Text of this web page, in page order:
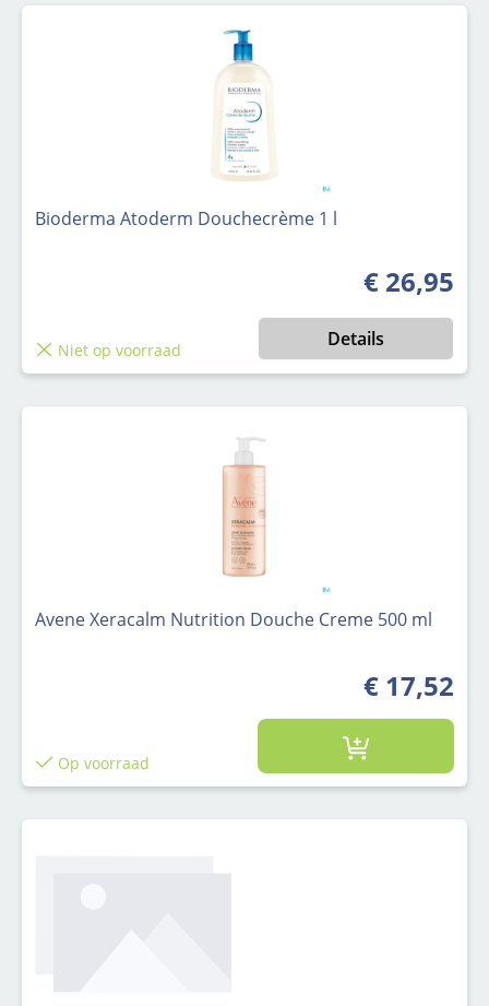
Bioderma Atoderm Douchecrème 1 l
Normale
€ 26,95
Niet op voorraad Details
Avene Xeracalm Nutrition Douche Creme 500 ml
€ 17,52
Op voorraad